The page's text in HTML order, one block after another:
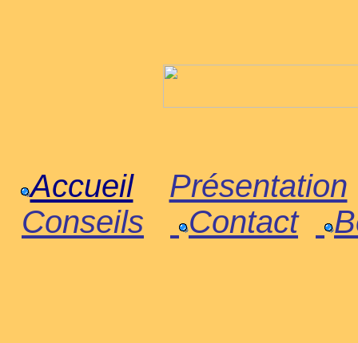
Accueil
Présentation
Conseils
Contact